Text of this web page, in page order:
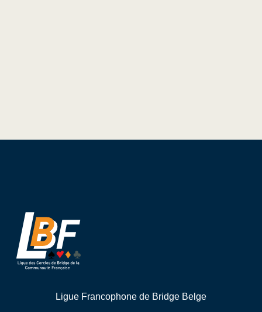
Ligue Francophone de Bridge Belge